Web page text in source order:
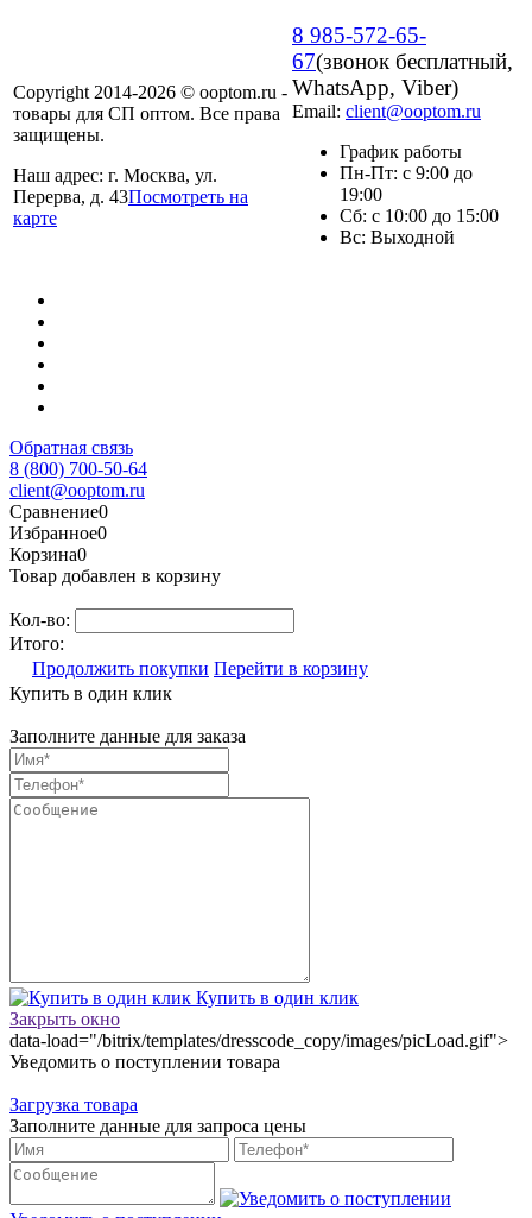
Copyright 2014-2026 © ooptom.ru -
товары для СП оптом. Все права
защищены.
Наш адрес: г. Москва, ул.
Перерва, д. 43Посмотреть на
карте
8 985-572-65-
67(звонок бесплатный,
WhatsApp, Viber)
Email: client@ooptom.ru
График работы
Пн-Пт: с 9:00 до
19:00
Сб: с 10:00 до 15:00
Вс: Выходной
Обратная связь
8 (800) 700-50-64
client@ooptom.ru
Сравнение0
Избранное0
Корзина0
Товар добавлен в корзину
Кол-во:
Итого:
Продолжить покупки Перейти в корзину
Купить в один клик
Заполните данные для заказа
Купить в один клик
Закрыть окно
data-load="/bitrix/templates/dresscode_copy/images/picLoad.gif">
Уведомить о поступлении товара
Загрузка товара
Заполните данные для запроса цены